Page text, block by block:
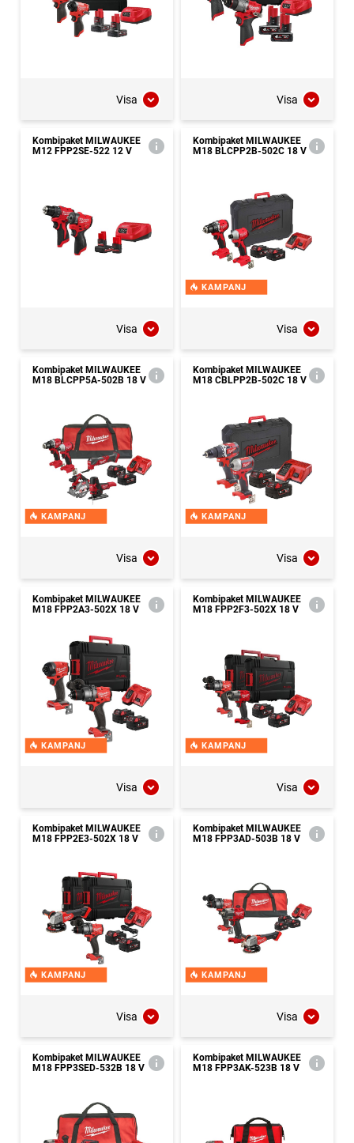
Visa Visa
Kombipaket MILWAUKEE
M12 FPP2SE-522 12 V
Visa
Kombipaket MILWAUKEE
M18 BLCPP2B-502C 18 V
KAMPANJ
Visa
Kombipaket MILWAUKEE
M18 BLCPP5A-502B 18 V
KAMPANJ
Visa
Kombipaket MILWAUKEE
M18 CBLPP2B-502C 18 V
KAMPANJ
Visa
Kombipaket MILWAUKEE
M18 FPP2A3-502X 18 V
KAMPANJ
Visa
Kombipaket MILWAUKEE
M18 FPP2F3-502X 18 V
KAMPANJ
Visa
Kombipaket MILWAUKEE
M18 FPP2E3-502X 18 V
KAMPANJ
Visa
Kombipaket MILWAUKEE
M18 FPP3AD-503B 18 V
KAMPANJ
Visa
Kombipaket MILWAUKEE
M18 FPP3SED-532B 18 V
Kombipaket MILWAUKEE
M18 FPP3AK-523B 18 V